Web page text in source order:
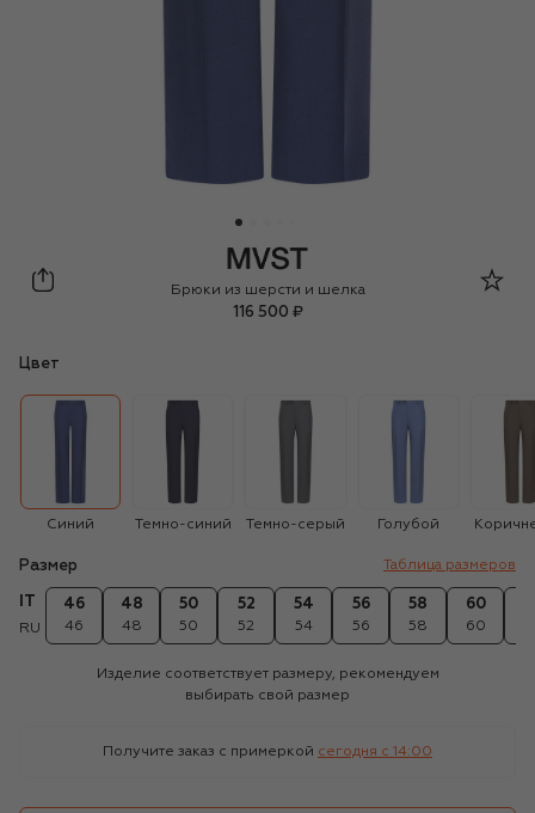
MVST
Брюки из шерсти и шелка
116 500 ₽
Цвет
Синий Темно-синий Темно-серый Голубой
Размер Таблица размеров
RU
46
46
48
48
50
50
52
52
54
54
56
56
58
58
60
60
Изделие соответствует размеру, рекомендуем
выбирать свой размер
Получите заказ с примеркой сегодня c 14:00